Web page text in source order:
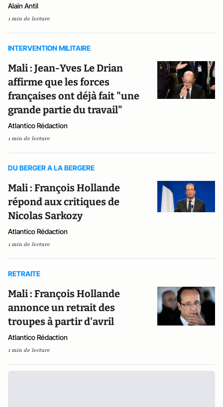
Alain Antil
1 min de lecture
INTERVENTION MILITAIRE
Mali : Jean-Yves Le Drian
affirme que les forces
françaises ont déjà fait "une
grande partie du travail"
Atlantico Rédaction
1 min de lecture
DU BERGER A LA BERGERE
Mali : François Hollande
répond aux critiques de
Nicolas Sarkozy
Atlantico Rédaction
1 min de lecture
RETRAITE
Mali : François Hollande
annonce un retrait des
troupes à partir d'avril
Atlantico Rédaction
1 min de lecture